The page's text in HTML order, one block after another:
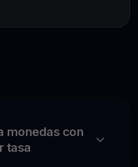
monedas con
tasa